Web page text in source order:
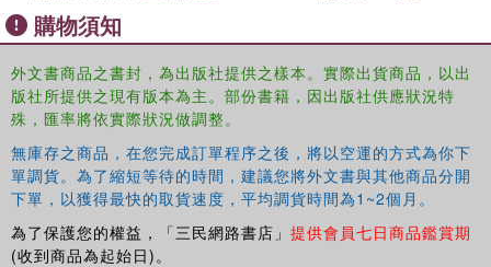
· suggestions for scene development
· a 16-page colour section, and illustrations throughout
· a companion website featuring clips of rehearsals and
performances.
This is an accessible, educational and indispensable
introduction to the working processes of Frantic Assembly,
whose playful, intelligent and dynamic productions
continue to be acclaimed by audiences and critics alike.
購物須知
外文書商品之書封，為出版社提供之樣本。實際出貨商品，以出
版社所提供之現有版本為主。部份書籍，因出版社供應狀況特
殊，匯率將依實際狀況做調整。
無庫存之商品，在您完成訂單程序之後，將以空運的方式為你下
單調貨。為了縮短等待的時間，建議您將外文書與其他商品分開
下單，以獲得最快的取貨速度，平均調貨時間為1~2個月。
為了保護您的權益，「三民網路書店」 提供會員七日商品鑑賞期
(收到商品為起始日)。